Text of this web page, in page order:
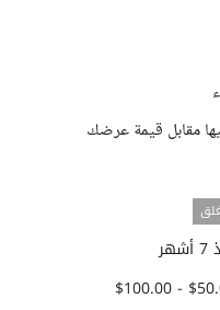
مقابل قيمة عرضك
$50.00 -